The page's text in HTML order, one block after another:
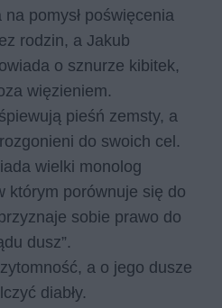
pomysł poświęcenia
rodzin, a Jakub
o sznurze kibitek,
więzieniem.
pieśń zemsty, a
do swoich cel.
wielki monolog
którym porównuje się do
sobie prawo do
dusz”.
a o jego dusze
diabły.